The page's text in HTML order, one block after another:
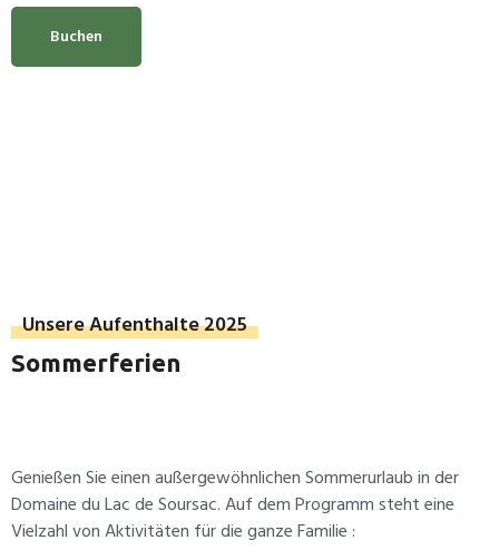
Buchen
Unsere Aufenthalte 2025
Sommerferien
Genießen Sie einen außergewöhnlichen Sommerurlaub in der
Domaine du Lac de Soursac. Auf dem Programm steht eine
Vielzahl von Aktivitäten für die ganze Familie :